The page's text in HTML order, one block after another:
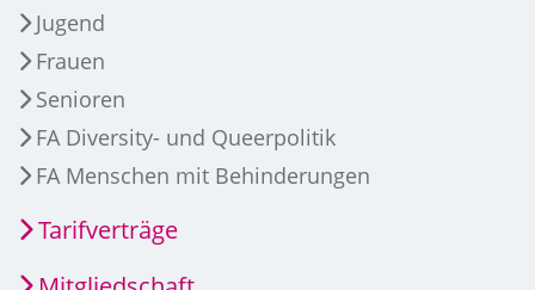
Jugend
Frauen
Senioren
FA Diversity- und Queerpolitik
FA Menschen mit Behinderungen
Tarifverträge